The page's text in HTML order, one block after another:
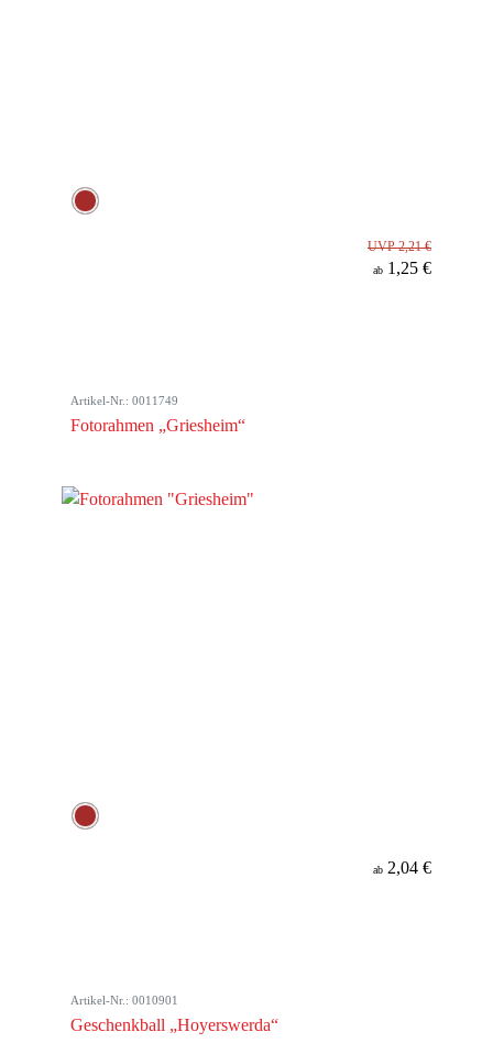
UVP 2,21 €
ab 1,25 €
Artikel-Nr.: 0011749
Fotorahmen „Griesheim“
ab 2,04 €
Artikel-Nr.: 0010901
Geschenkball „Hoyerswerda“